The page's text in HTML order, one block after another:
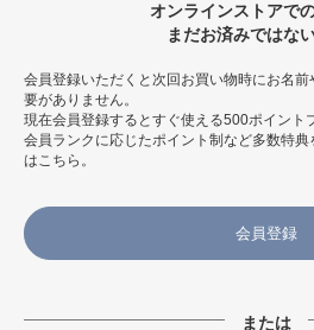
オンラインストアで
まだお済みではな
会員登録いただくと次回お買い物時にお名
要がありません。
現在会員登録するとすぐ使える500ポイント
会員ランクに応じたポイント制など多数特典
はこちら 。
会員登録